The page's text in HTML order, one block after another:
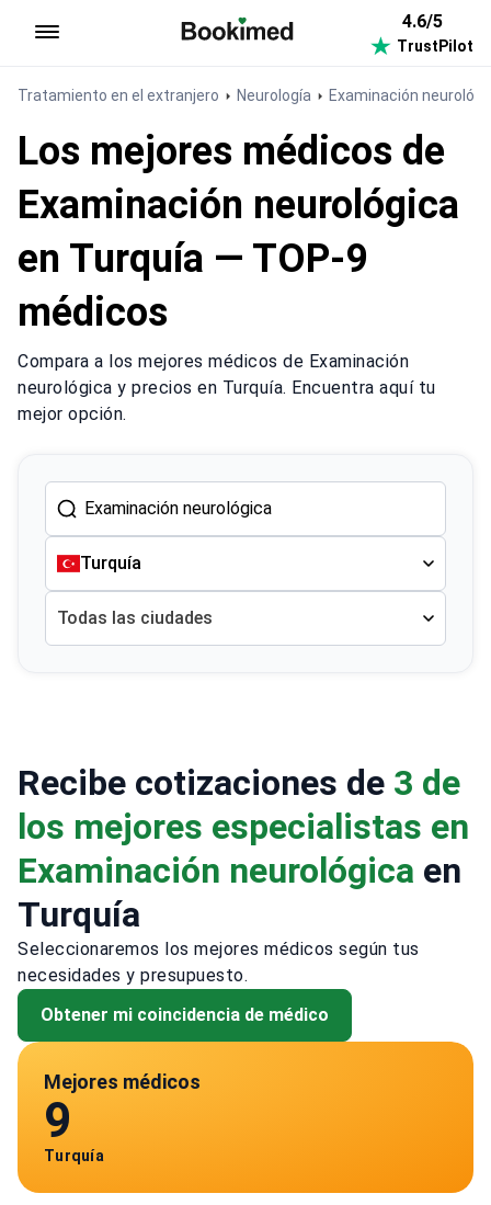
4.6/5
TrustPilot
Tratamiento en el extranjero Neurología Examinación
Los mejores médicos de
Examinación neurológica
en Turquía — TOP-9
médicos
Compara a los mejores médicos de Examinación
neurológica y precios en Turquía. Encuentra aquí tu
mejor opción.
Turquía
Todas las ciudades
Recibe cotizaciones de 3 de
los mejores especialistas en
Examinación neurológica en
Turquía
Seleccionaremos los mejores médicos según tus
necesidades y presupuesto.
Obtener mi coincidencia de médico
Mejores médicos
9
Turquía